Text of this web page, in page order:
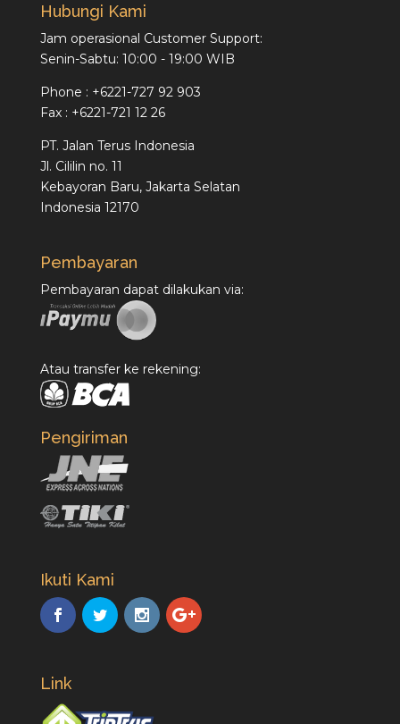
Hubungi Kami
Jam operasional Customer Support:
Senin-Sabtu: 10:00 - 19:00 WIB
Phone : +6221-727 92 903
Fax : +6221-721 12 26
PT. Jalan Terus Indonesia
Jl. Cililin no. 11
Kebayoran Baru, Jakarta Selatan
Indonesia 12170
Pembayaran
Pembayaran dapat dilakukan via:
Atau transfer ke rekening:
Pengiriman
Ikuti Kami
Link